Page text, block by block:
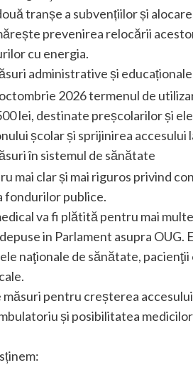
tranșe a subvențiilor și
prevenirea relocării
cu energia.
administrative și educaționale
2026 termenul de
lei, destinate preșcolarilor și
școlar și sprijinirea accesului
în sistemul de sănătate
mai clar și mai riguros privind
fondurilor publice.
va fi plătită pentru mai
in Parlament asupra OUG.
naţionale de sănătate,
măsuri pentru creșterea
și posibilitatea